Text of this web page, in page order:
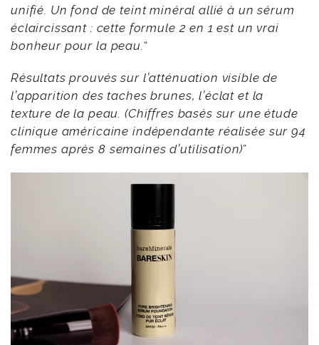
unifié. Un fond de teint minéral allié à un sérum
éclaircissant : cette formule 2 en 1 est un vrai
bonheur pour la peau. “
Résultats prouvés sur l’atténuation visible de
l’apparition des taches brunes, l’éclat et la
texture de la peau. (Chiffres basés sur une étude
clinique américaine indépendante réalisée sur 94
femmes après 8 semaines d’utilisation)”